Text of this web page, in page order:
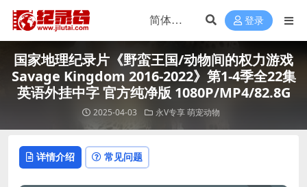
登录
国家地理纪录片《野蛮王国/动物间的权力游戏
Savage Kingdom 2016-2022》第1-4季全22集
英语外挂中字 官方纯净版 1080P/MP4/82.8G
2025-04-03 永V专享 萌宠动物
详情介绍 常见问题